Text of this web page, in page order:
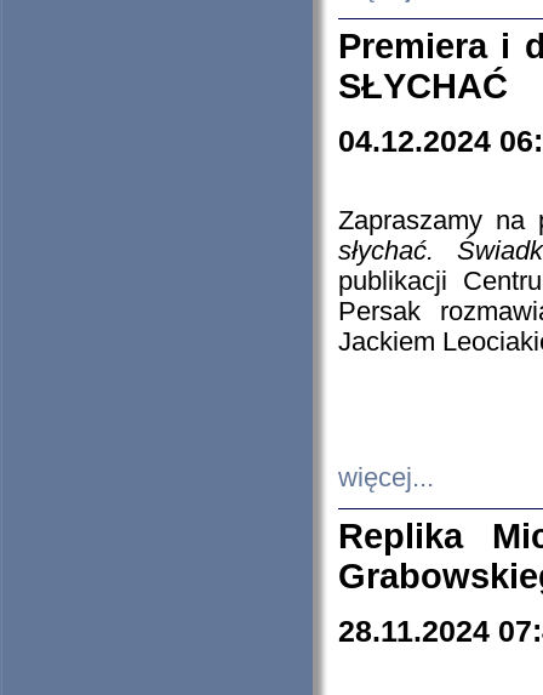
Premiera i
SŁYCHAĆ
04.12.2024
Zapraszamy
słychać.
publikacji
Persak
Jackiem
więcej...
Replika
28.11.2024